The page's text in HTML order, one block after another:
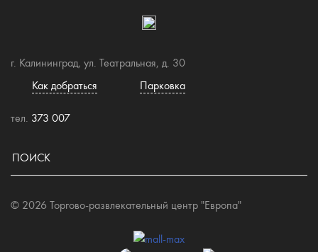
г. Калининград, ул. Театральная, д. 30
Как добраться
Парковка
тел. 373 007
© 2026 Торгово-развлекательный центр "Европа"